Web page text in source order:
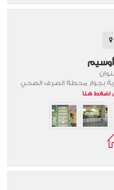
بجوار محطة الصرف الصحي
اضغط هنا